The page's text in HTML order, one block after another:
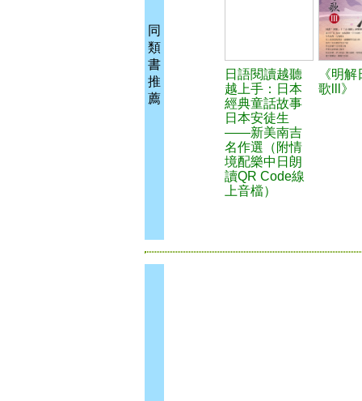
同
類
書
推
薦
日語閱讀越聽
越上手：日本
經典童話故事
日本安徒生
——新美南吉
名作選（附情
境配樂中日朗
讀QR Code線
上音檔）
《明
歌lll》